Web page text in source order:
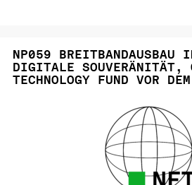
NP059 BREITBANDAUSBAU
DIGITALE SOUVERÄNITÄT,
TECHNOLOGY FUND VOR